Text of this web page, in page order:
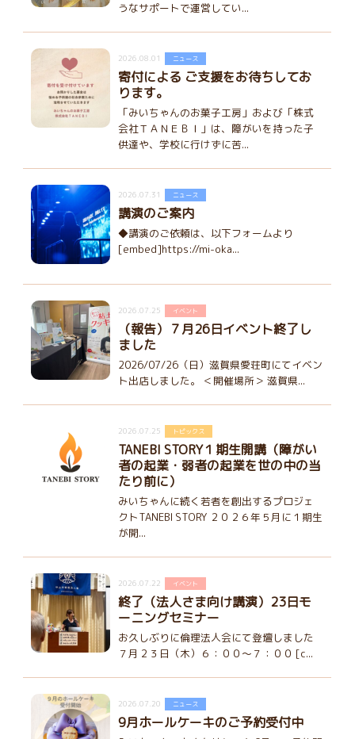
うなサポートで運営してい...
2026.08.01 ニュース
寄付による ご支援をお待ちしてお
ります。
「みいちゃんのお菓子工房」および「株式
会社ＴＡＮＥＢＩ」は、障がいを持った子
供達や、学校に行けずに苦...
2026.07.31 ニュース
講演のご案内
◆講演のご依頼は、以下フォームより
[embed]https://mi-oka...
2026.07.25 イベント
（報告）７月26日イベント終了し
ました
2026/07/26（日）滋賀県愛荘町にてイベン
ト出店しました。 ＜開催場所＞ 滋賀県...
2026.07.25 トピックス
TANEBI STORY１期生開講（障がい
者の起業・弱者の起業を世の中の当
たり前に）
みいちゃんに続く若者を創出するプロジェ
クトTANEBI STORY ２０２６年５月に１期生
が開...
2026.07.22 イベント
終了（法人さま向け講演）23日モ
ーニングセミナー
お久しぶりに倫理法人会にて登壇しました
７月２３日（木）６：００～７：００ [c...
2026.07.20 ニュース
9月ホールケーキのご予約受付中